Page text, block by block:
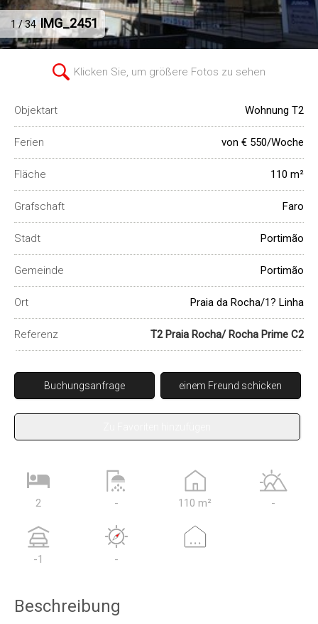
1 / 34 IMG_2451
Klicken Sie, um größere Fotos zu sehen
Objektart Wohnung T2
Ferien von € 550/Woche
Fläche 110 m²
Grafschaft Faro
Stadt Portimão
Gemeinde Portimão
Ort Praia da Rocha/1? Linha
Referenz T2 Praia Rocha/ Rocha Prime C2
Buchungsanfrage einem Freund schicken
2 - 110 m² -
-1 -
...
Beschreibung